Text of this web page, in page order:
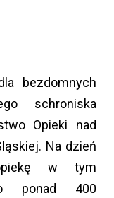
bezdomnych
schroniska
Opieki nad
Na dzień
w tym
ponad 400